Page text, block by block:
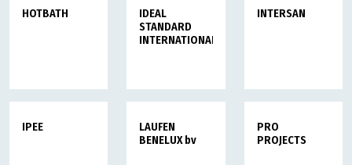
HOTBATH
IDEAL
STANDARD
INTERNATIONAL
INTERSAN
IPEE
LAUFEN
BENELUX bv
PRO
PROJECTS